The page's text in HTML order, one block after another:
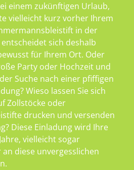
einem zukünftigen Urlaub,
vielleicht kurz vorher Ihrem
in der
sich deshalb
für Ihrem Ort. Oder
Party oder Hochzeit und
Suche nach einer pfiffigen
Wieso lassen Sie sich
Zollstöcke oder
drucken und versenden
Diese Einladung wird Ihre
vielleicht sogar
diese unvergesslichen